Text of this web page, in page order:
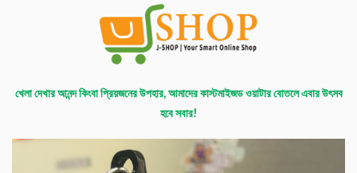
খেলা দেখার আনন্দ কিংবা প্রিয়জনের উপহার, আমাদের কাস্টমাইজড ওয়াটার বোতলে এবার উৎসব
হবে সবার!